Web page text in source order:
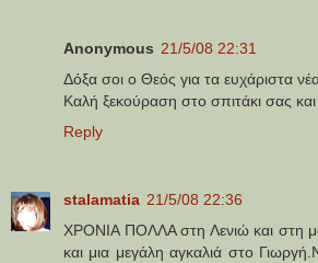
Anonymous 21/5/08 22:31
Δόξα σοι ο Θεός για τα ευχάριστα
Καλή ξεκούραση στο σπιτάκι σας
Reply
stalamatia 21/5/08 22:36
ΧΡΟΝΙΑ ΠΟΛΛΑ στη Λενιώ και στη
και μια μεγάλη αγκαλιά στο